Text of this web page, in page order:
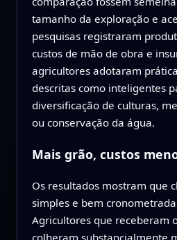
tamanho da exploração e
pesquisas registraram
custos de mão de obra e
agricultores adotaram
descritas como inteligentes
diversificação de culturas,
ou conservação da água.
Mais grão, custos
Os resultados mostram que
simples e bem
Agricultores que receberam